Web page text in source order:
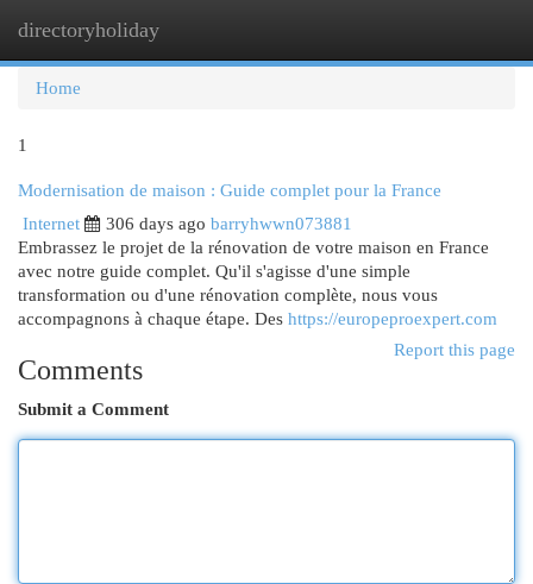
directoryholiday
Home
1
Modernisation de maison : Guide complet pour la France
Internet
306 days ago barryhwwn073881
Embrassez le projet de la rénovation de votre maison en France
avec notre guide complet. Qu'il s'agisse d'une simple
transformation ou d'une rénovation complète, nous vous
accompagnons à chaque étape. Des https://europeproexpert.com
Report this page
Comments
Submit a Comment